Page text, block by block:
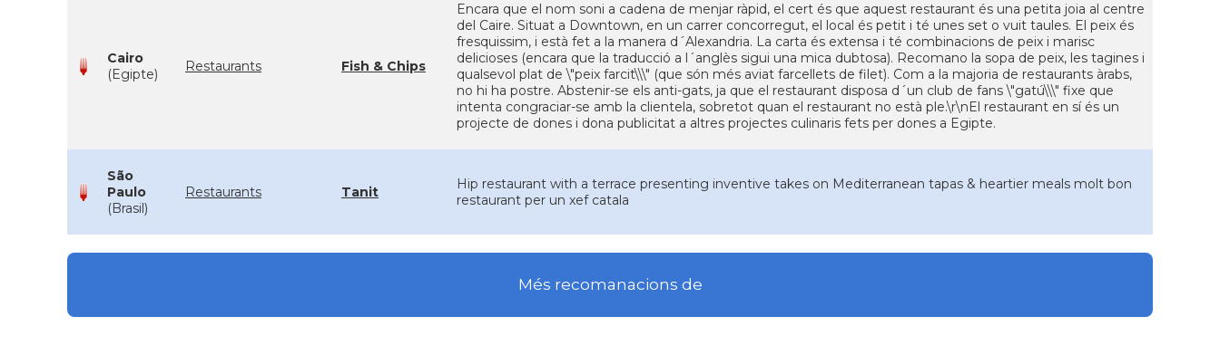
Cairo
(Egipte)
Restaurants Fish & Chips
Encara que el nom soni a cadena de menjar ràpid, el cert és que aquest restaurant és una petita joia al centre
del Caire. Situat a Downtown, en un carrer concorregut, el local és petit i té unes set o vuit taules. El peix és
fresquissim, i està fet a la manera d´Alexandria. La carta és extensa i té combinacions de peix i marisc
delicioses (encara que la traducció a l´anglès sigui una mica dubtosa). Recomano la sopa de peix, les tagines i
qualsevol plat de \"peix farcit\\\" (que són més aviat farcellets de filet). Com a la majoria de restaurants àrabs,
no hi ha postre. Abstenir-se els anti-gats, ja que el restaurant disposa d´un club de fans \"gatú\\\" fixe que
intenta congraciar-se amb la clientela, sobretot quan el restaurant no està ple.\r\nEl restaurant en sí és un
projecte de dones i dona publicitat a altres projectes culinaris fets per dones a Egipte.
São
Paulo
(Brasil)
Restaurants Tanit
Hip restaurant with a terrace presenting inventive takes on Mediterranean tapas & heartier meals molt bon
restaurant per un xef catala
Més recomanacions de